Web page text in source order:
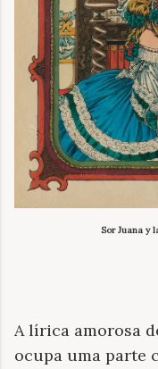
Sor Juana y
A lírica amorosa
ocupa uma parte